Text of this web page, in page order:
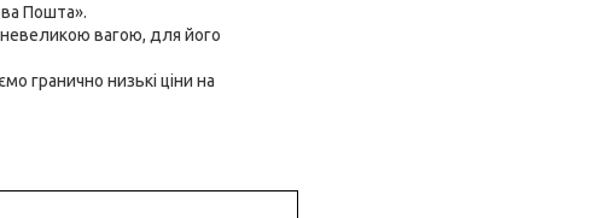
Пошта».
вагою, для його
гранично низькі ціни на